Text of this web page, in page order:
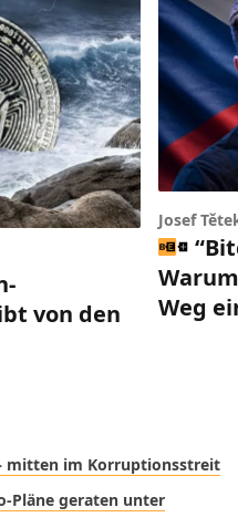
von den
Josef
Weg
mitten im Korruptionsstreit
Pläne geraten unter